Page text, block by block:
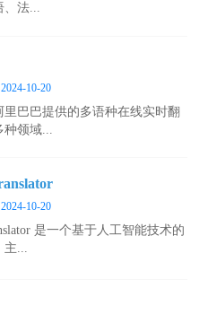
、法...
2024-10-20
里巴巴提供的多语种在线实时翻
领域...
2024-10-20
是一个基于人工智能技术的
主...